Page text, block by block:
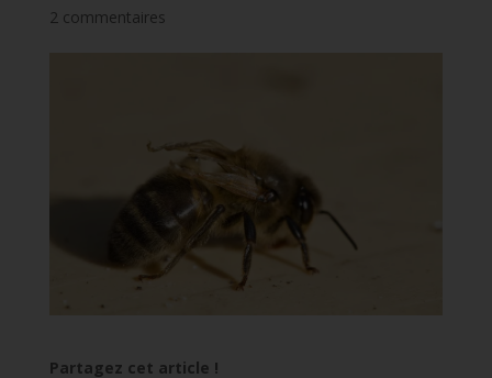
2 commentaires
Partagez cet article !